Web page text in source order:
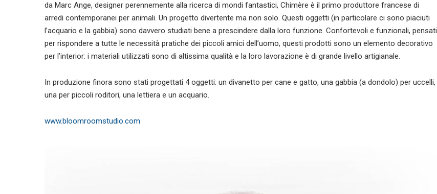
da Marc Ange, designer perennemente alla ricerca di mondi fantastici, Chimère è il primo produttore francese di
arredi contemporanei per animali. Un progetto divertente ma non solo. Questi oggetti (in particolare ci sono piaciuti
l’acquario e la gabbia) sono davvero studiati bene a prescindere dalla loro funzione. Confortevoli e funzionali, pensati
per rispondere a tutte le necessità pratiche dei piccoli amici dell’uomo, questi prodotti sono un elemento decorativo
per l’interior: i materiali utilizzati sono di altissima qualità e la loro lavorazione è di grande livello artigianale.
In produzione finora sono stati progettati 4 oggetti: un divanetto per cane e gatto, una gabbia (a dondolo) per uccelli,
una per piccoli roditori, una lettiera e un acquario.
www.bloomroomstudio.com